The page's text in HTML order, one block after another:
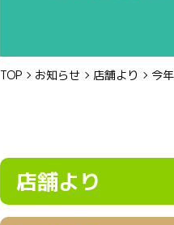
TOP お知らせ 店舗より 今
店舗より